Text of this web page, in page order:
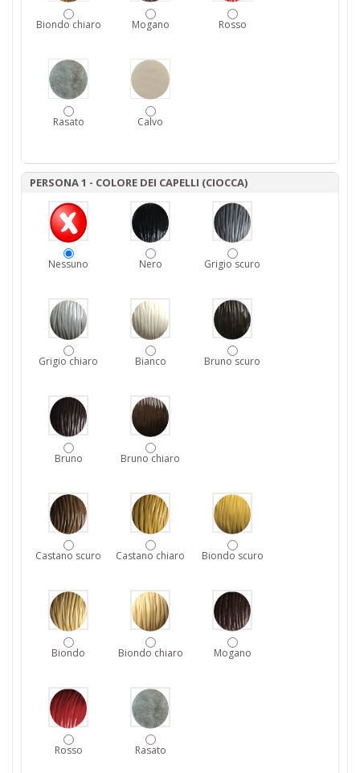
Biondo chiaro Mogano Rosso
Rasato Calvo
PERSONA 1 - COLORE DEI CAPELLI (CIOCCA)
Nessuno Nero Grigio scuro
Grigio chiaro Bianco Bruno scuro
Bruno Bruno chiaro
Castano scuro Castano chiaro Biondo scuro
Biondo Biondo chiaro Mogano
Rosso Rasato